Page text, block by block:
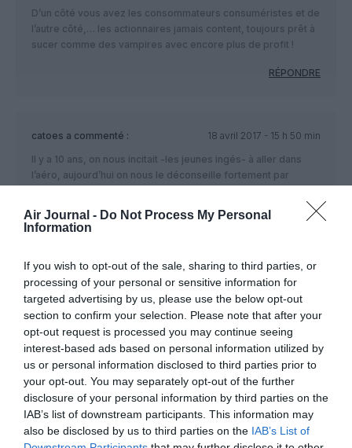
Air Journal - Do Not Process My Personal
Information
If you wish to opt-out of the sale, sharing to third parties, or
processing of your personal or sensitive information for
targeted advertising by us, please use the below opt-out
section to confirm your selection. Please note that after your
opt-out request is processed you may continue seeing
interest-based ads based on personal information utilized by
us or personal information disclosed to third parties prior to
your opt-out. You may separately opt-out of the further
disclosure of your personal information by third parties on the
IAB’s list of downstream participants. This information may
also be disclosed by us to third parties on the IAB’s List of
D’un côté vous avez les consommateurs consuméristes et de
l’autre côté,… les actionnaires jamais content, toujours prêt à
sucer comme des vampires avec encore plus de profit !
RÉPONDRE
catoes a commenté :
18 avril 2017 - 15 h 50 min
Il y a 10 ans, on nous incitait -les jeunes ingés- à aller dans
l’aéro, aujourd’hui on nous le déconseille fortement par
SupAero a baissé dans les classements nationaux alors que
la qualité de cette école est toujours aussi remarquable).
de carrière ne se fera pas chez un grand constructeur
aéronautique, et encore moins en France.
RÉPONDRE
Ne vous découragez pas....a
commenté :
18 avril 2017 - 16 h 33
min
Par nature, une carrière, c’est quelque chose de
long…sur de nombreuses années….
Aller ici/ailleurs/bouger/revenir n’est pas synonyme